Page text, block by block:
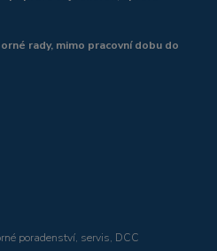
rady, mimo pracovní dobu do
poradenství, servis, DCC